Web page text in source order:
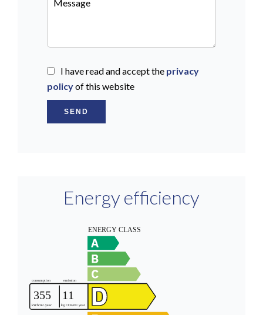
I have read and accept the privacy
policyof this website
SEND
Energy efficiency